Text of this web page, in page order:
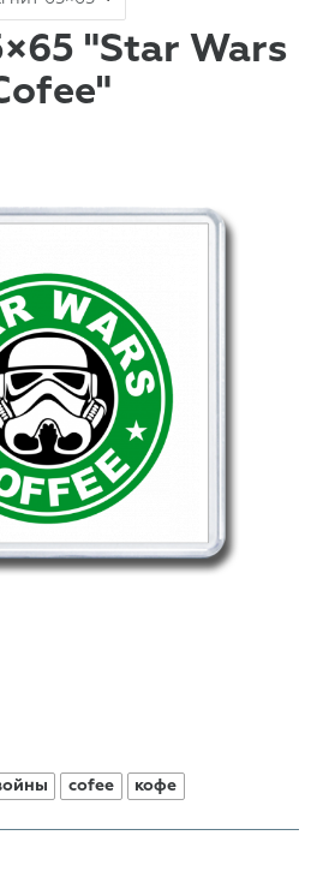
"Star Wars
cofee кофе